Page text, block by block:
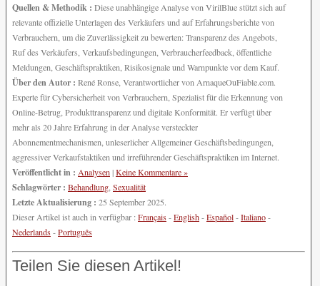
Quellen & Methodik : Diese unabhängige Analyse von VirilBlue stützt sich auf
relevante offizielle Unterlagen des Verkäufers und auf Erfahrungsberichte von
Verbrauchern, um die Zuverlässigkeit zu bewerten: Transparenz des Angebots,
Ruf des Verkäufers, Verkaufsbedingungen, Verbraucherfeedback, öffentliche
Meldungen, Geschäftspraktiken, Risikosignale und Warnpunkte vor dem Kauf.
Über den Autor : René Ronse, Verantwortlicher von ArnaqueOuFiable.com.
Experte für Cybersicherheit von Verbrauchern, Spezialist für die Erkennung von
Online-Betrug, Produkttransparenz und digitale Konformität. Er verfügt über
mehr als 20 Jahre Erfahrung in der Analyse versteckter
Abonnementmechanismen, unleserlicher Allgemeiner Geschäftsbedingungen,
aggressiver Verkaufstaktiken und irreführender Geschäftspraktiken im Internet.
Veröffentlicht in : Analysen|Keine Kommentare »
Schlagwörter : Behandlung,Sexualität
Letzte Aktualisierung : 25 September 2025.
Dieser Artikel ist auch in verfügbar :Français-English-Español-Italiano-
Nederlands-Português
Teilen Sie diesen Artikel!